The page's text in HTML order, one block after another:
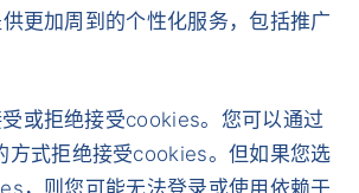
更加周到的个性化服务，包括推广
或拒绝接受cookies。您可以通过
方式拒绝接受cookies。但如果您选
，则您可能无法登录或使用依赖于